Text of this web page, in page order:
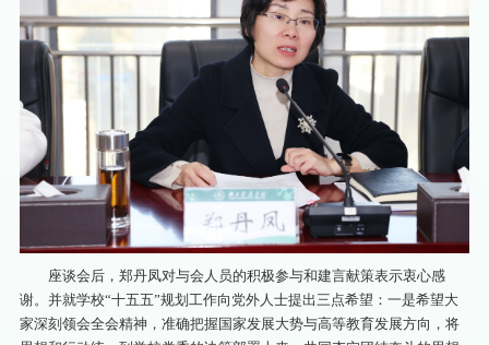
座谈会后，郑丹凤对与会人员的积极参与和建言献策表示衷心感
谢。并就学校“十五五”规划工作向党外人士提出三点希望：一是希望大
家深刻领会全会精神，准确把握国家发展大势与高等教育发展方向，将